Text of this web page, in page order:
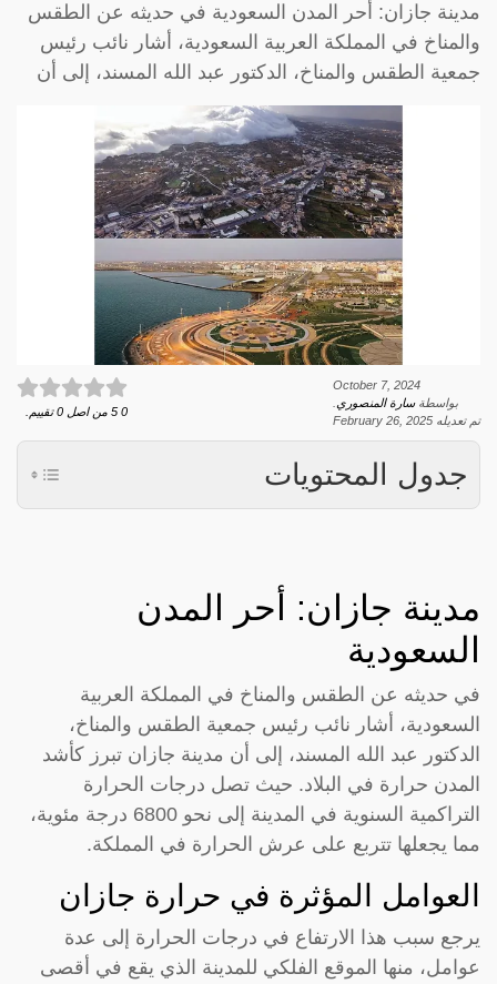
مدينة جازان: أحر المدن السعودية في حديثه عن الطقس
والمناخ في المملكة العربية السعودية، أشار نائب رئيس
جمعية الطقس والمناخ، الدكتور عبد الله المسند، إلى أن
October 7, 2024
بواسطةسارة المنصوري
تم تعديله February 26, 2025
0
5 من اصل 0 تقييم.
جدول المحتويات
مدينة جازان: أحر المدن
السعودية
في حديثه عن الطقس والمناخ في المملكة العربية
السعودية، أشار نائب رئيس جمعية الطقس والمناخ،
الدكتور عبد الله المسند، إلى أن مدينة جازان تبرز كأشد
المدن حرارة في البلاد. حيث تصل درجات الحرارة
التراكمية السنوية في المدينة إلى نحو 6800 درجة مئوية،
مما يجعلها تتربع على عرش الحرارة في المملكة.
العوامل المؤثرة في حرارة جازان
يرجع سبب هذا الارتفاع في درجات الحرارة إلى عدة
عوامل، منها الموقع الفلكي للمدينة الذي يقع في أقصى